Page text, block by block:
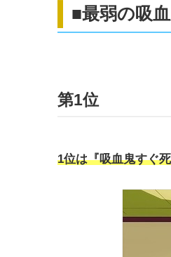
■最弱の吸
第1位
1位は『吸血鬼すぐ